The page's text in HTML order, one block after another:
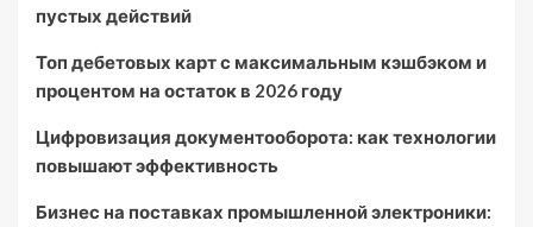
пустых действий
Топ дебетовых карт с максимальным кэшбэком и
процентом на остаток в 2026 году
Цифровизация документооборота: как технологии
повышают эффективность
Бизнес на поставках промышленной электроники: